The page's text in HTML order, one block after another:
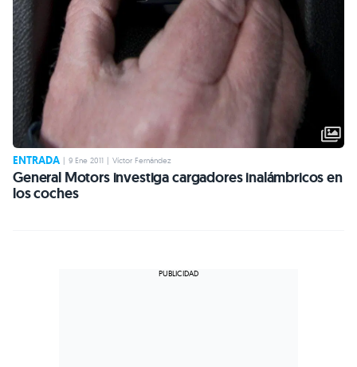
ENTRADA | 9 Ene 2011 | Víctor Fernández
General Motors investiga cargadores inalámbricos en
los coches